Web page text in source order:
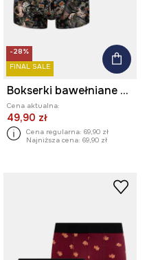
-28%
FINAL SALE
Bokserki bawełniane męskie z elastanem wzorzyste (2-pack)
Cena aktualna:
49,90 zł
Cena regularna: 69,90 zł
Najniższa cena: 69,90 zł